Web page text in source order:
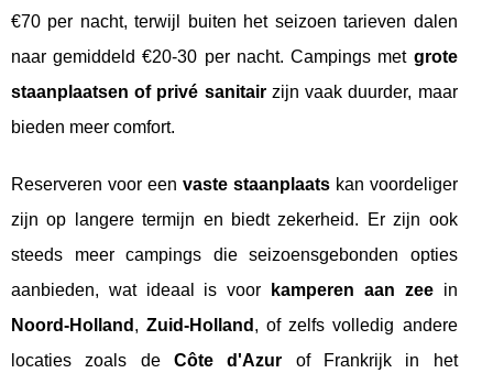
€70 per nacht, terwijl buiten het seizoen tarieven dalen
naar gemiddeld €20-30 per nacht. Campings met grote
staanplaatsen of privé sanitairzijn vaak duurder, maar
bieden meer comfort.
Reserveren voor een vaste staanplaatskan voordeliger
zijn op langere termijn en biedt zekerheid. Er zijn ook
steeds meer campings die seizoensgebonden opties
aanbieden, wat ideaal is voor
kamperen aan zeein
Noord-Holland ,Zuid-Holland , of zelfs volledig andere
locaties zoals de Côte d'Azur of Frankrijk in het